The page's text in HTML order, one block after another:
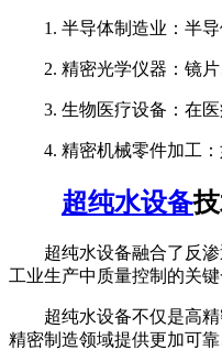
1. 半导体制造业：半导
2. 精密光学仪器：镜片
3. 生物医疗设备：在医
4. 精密机械零件加工：
超纯水设备
超纯水设备融合了反渗
工业生产中质量控制的关
超纯水设备不仅是高精
精密制造领域提供更加可